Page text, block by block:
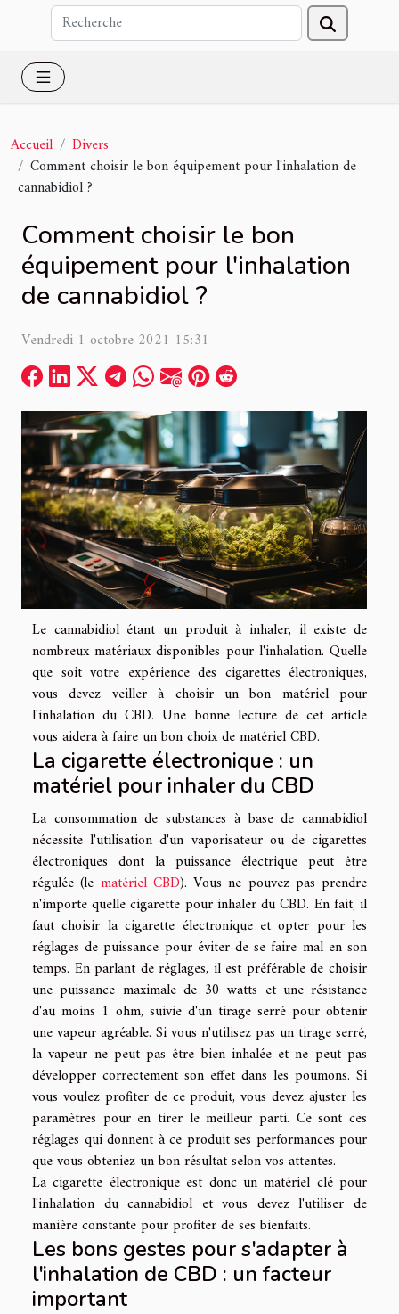
Accueil
Divers
Comment choisir le bon équipement pour l'inhalation de
cannabidiol ?
Comment choisir le bon
équipement pour l'inhalation
de cannabidiol ?
Vendredi 1 octobre 2021 15:31
Le cannabidiol étant un produit à inhaler, il existe de
nombreux matériaux disponibles pour l'inhalation. Quelle
que soit votre expérience des cigarettes électroniques,
vous devez veiller à choisir un bon matériel pour
l'inhalation du CBD. Une bonne lecture de cet article
vous aidera à faire un bon choix de matériel CBD.
La cigarette électronique : un
matériel pour inhaler du CBD
La consommation de substances à base de cannabidiol
nécessite l'utilisation d'un vaporisateur ou de cigarettes
électroniques dont la puissance électrique peut être
régulée (le matériel CBD). Vous ne pouvez pas prendre
n'importe quelle cigarette pour inhaler du CBD. En fait, il
faut choisir la cigarette électronique et opter pour les
réglages de puissance pour éviter de se faire mal en son
temps. En parlant de réglages, il est préférable de choisir
une puissance maximale de 30 watts et une résistance
d'au moins 1 ohm, suivie d'un tirage serré pour obtenir
une vapeur agréable. Si vous n'utilisez pas un tirage serré,
la vapeur ne peut pas être bien inhalée et ne peut pas
développer correctement son effet dans les poumons. Si
vous voulez profiter de ce produit, vous devez ajuster les
paramètres pour en tirer le meilleur parti. Ce sont ces
réglages qui donnent à ce produit ses performances pour
que vous obteniez un bon résultat selon vos attentes.
La cigarette électronique est donc un matériel clé pour
l'inhalation du cannabidiol et vous devez l'utiliser de
manière constante pour profiter de ses bienfaits.
Les bons gestes pour s'adapter à
l'inhalation de CBD : un facteur
important